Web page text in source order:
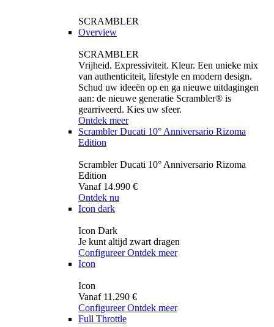
SCRAMBLER
Overview
SCRAMBLER
Vrijheid. Expressiviteit. Kleur. Een unieke mix
van authenticiteit, lifestyle en modern design.
Schud uw ideeën op en ga nieuwe uitdagingen
aan: de nieuwe generatie Scrambler® is
gearriveerd. Kies uw sfeer.
Ontdek meer
Scrambler Ducati 10° Anniversario Rizoma
Edition
Scrambler Ducati 10° Anniversario Rizoma
Edition
Vanaf 14.990 €
Ontdek nu
Icon dark
Icon Dark
Je kunt altijd zwart dragen
Configureer Ontdek meer
Icon
Icon
Vanaf 11.290 €
Configureer Ontdek meer
Full Throttle